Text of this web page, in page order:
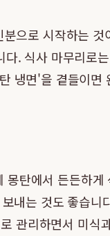
으로 시작하는
다. 식사 마무리로
냉면'을 곁들이
탄에서 든든하
내는 것도 좋습
관리하면서 미식